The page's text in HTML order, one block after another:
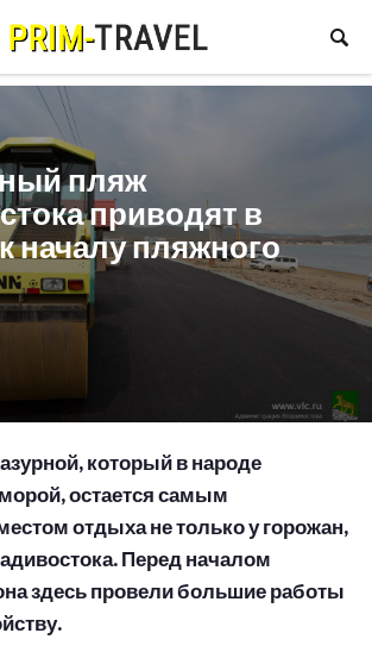
пляж
приводят в
началу пляжного
который в народе
остается самым
отдыха не только у горожан,
Перед началом
здесь провели большие работы